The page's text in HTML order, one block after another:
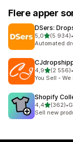
Flere apper
DSers:
5,0av 5(5 934)
Totalt 5934 •
Automated
4,9av 5(2 556)
Totalt 2556 •
You Sell -
Shopify
4,4av 5(362)
Totalt 362 •
Sell new